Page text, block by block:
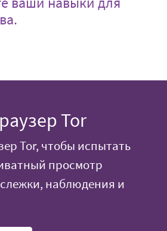
Tor
Tor, чтобы испытать
просмотр
наблюдения и